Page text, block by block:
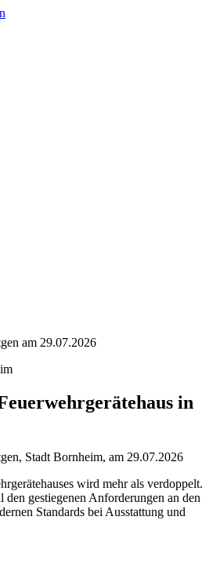
am 29.07.2026
in
Stadt Bornheim, am 29.07.2026
wird mehr als verdoppelt.
gestiegenen Anforderungen an den
Standards bei Ausstattung und